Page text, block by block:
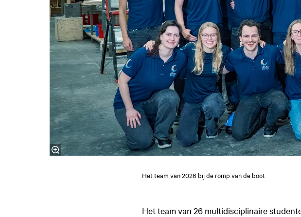
Het team van 2026 bij de romp van de boot
Het team van 26 multidisciplinaire